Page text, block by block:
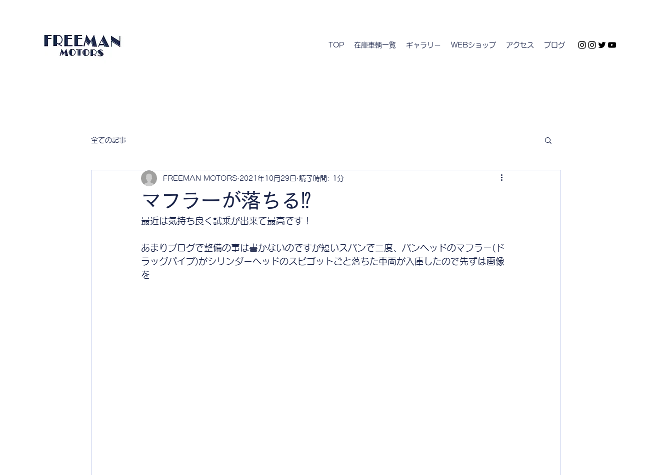
TOP 在庫車輌一覧 ギャラリー WEBショップ アクセス ブログ
全ての記事
マフラーが落ちる⁉︎
FREEMAN MOTORS 2021年10月29日 読了時間: 1分
最近は気持ち良く試乗が出来て最高です！
あまりブログで整備の事は書かないのですが短いスパンで二度、パンヘッドのマフラー(ド
ラッグパイプ)がシリンダーヘッドのスピゴットごと落ちた車両が入庫したので先ずは画像
を